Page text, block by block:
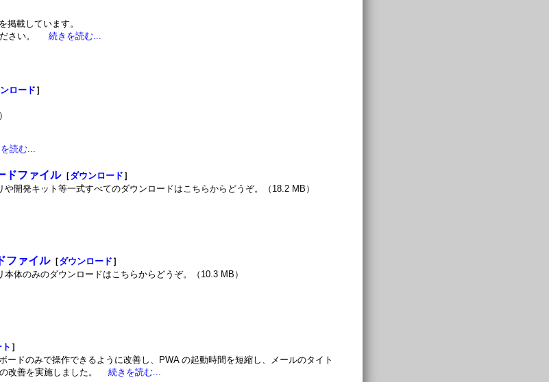
掲載しています。
ださい。 続きを読む...
ロード ］
読む...
ドファイル［ダウンロード ］
開発キット等一式すべてのダウンロードはこちらからどうぞ。（18.2 MB）
ファイル［ダウンロード ］
体のみのダウンロードはこちらからどうぞ。（10.3 MB）
］
ードのみで操作できるように改善し、PWA の起動時間を短縮し、メールのタイト
改善を実施しました。 続きを読む...